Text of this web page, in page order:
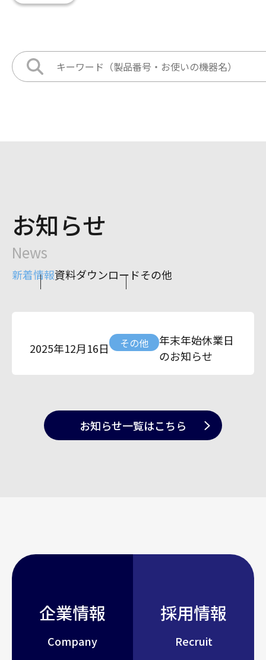
お知らせ
News
新着情報資料ダウンロードその他
2025年12月16日 その他
年末年始休業日
のお知らせ
お知らせ一覧はこちら
企業情報
Company
採用情報
Recruit